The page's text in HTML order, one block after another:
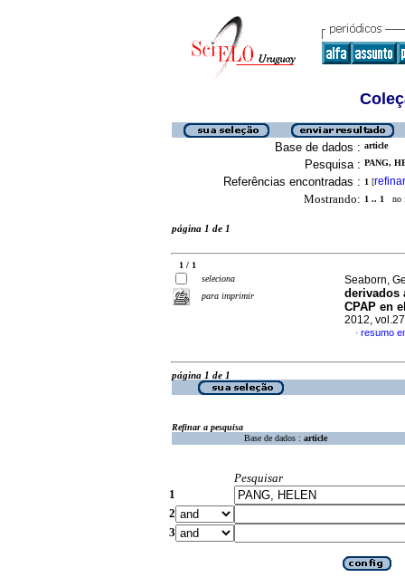
Base de dados : article
Pesquisa : PANG,
Referências encontradas : 1 [refinar
Mostrando: 1 .. 1 no
página 1 de 1
1 / 1
seleciona
para imprimir
Seaborn,
derivados
CPAP en
2012,
· resumo
página 1 de 1
Refinar a pesquisa
Base de dados : article
Pesquisar
1
2
3